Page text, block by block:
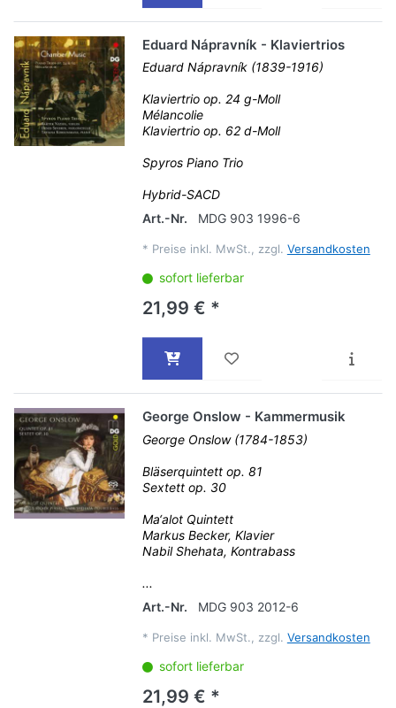
Eduard Nápravník - Klaviertrios
Eduard Nápravník (1839-1916)
Klaviertrio op. 24 g-Moll
Mélancolie
Klaviertrio op. 62 d-Moll
Spyros Piano Trio
Hybrid-SACD
Art.-Nr.
MDG 903 1996-6
* Preise inkl. MwSt., zzgl. Versandkosten
sofort lieferbar
21,99 € *
George Onslow - Kammermusik
George Onslow (1784-1853)
Bläserquintett op. 81
Sextett op. 30
Ma‘alot Quintett
Markus Becker, Klavier
Nabil Shehata, Kontrabass
...
Art.-Nr.
MDG 903 2012-6
* Preise inkl. MwSt., zzgl. Versandkosten
sofort lieferbar
21,99 € *